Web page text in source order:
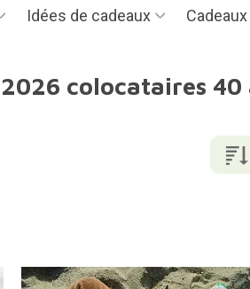
Idées de cadeaux
colocataires 40